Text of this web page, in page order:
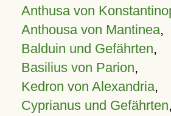
Anthusa von
Anthousa von Mantinea,
Balduin und Gefährten,
Basilius von Parion,
Kedron von Alexandria,
Cyprianus und Gefährten,